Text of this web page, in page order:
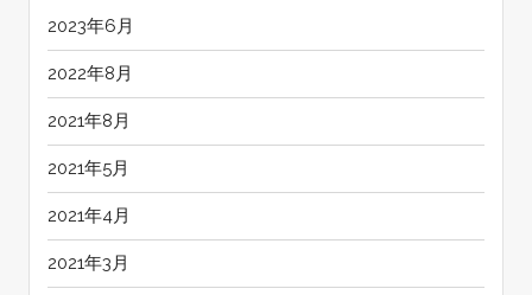
2023年6月
2022年8月
2021年8月
2021年5月
2021年4月
2021年3月